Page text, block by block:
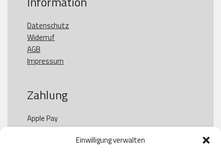
Einwilligung verwalten
Datenschutz
Widerruf
AGB
Impressum
Zahlung
Apple Pay
Paypal